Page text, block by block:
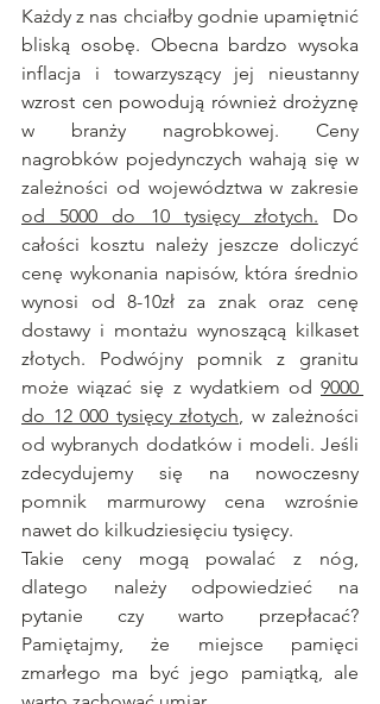
Każdy z nas chciałby godnie upamiętnić
bliską osobę. Obecna bardzo wysoka
inflacja i towarzyszący jej nieustanny
wzrost cen powodują również drożyznę
w branży nagrobkowej. Ceny
nagrobków pojedynczych wahają się w
od 5000 do 10 tysięcy złotych. Do
całości kosztu należy jeszcze doliczyć
cenę wykonania napisów, która średnio
wynosi od 8-10zł za znak oraz cenę
dostawy i montażu wynoszącą kilkaset
złotych. Podwójny pomnik z granitu
może wiązać się z wydatkiem od 9000
do 12 000 tysięcy złotych, w zależności
od wybranych dodatków i modeli. Jeśli
zdecydujemy się na nowoczesny
pomnik marmurowy cena wzrośnie
nawet do kilkudziesięciu tysięcy.
Takie ceny mogą powalać z nóg,
dlatego należy odpowiedzieć na
pytanie czy warto przepłacać?
Pamiętajmy, że miejsce pamięci
zmarłego ma być jego pamiątką, ale